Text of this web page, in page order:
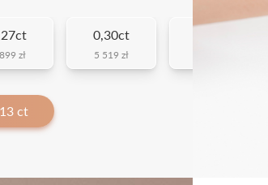
zł
0,30ct
5 519 zł
ct